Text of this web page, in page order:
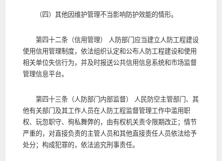
（四）其他因维护管理不当影响防护效能的情形。
第四十二条（信用管理） 人防部门应当建立人防工程建设
使用信用管理制度，依法组织认定和公布人防工程建设和使用
相关单位失信行为，并及时报送公共信用信息系统和市场监督
管理信息平台。
第四十三条（人防部门内部监督） 人民防空主管部门、其
他有关部门及其工作人员在人防工程监督管理工作中滥用职
权、玩忽职守、徇私舞弊的，由有权机关责令限期改正；情节
严重的，对直接负责的主管人员和其他直接责任人员依法给予
处分；构成犯罪的，依法追究刑事责任。